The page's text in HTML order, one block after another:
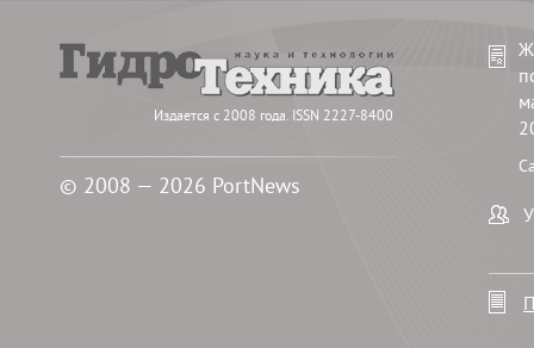
Издается с 2008 года. ISSN 2227-8400
© 2008 — 2026 PortNews